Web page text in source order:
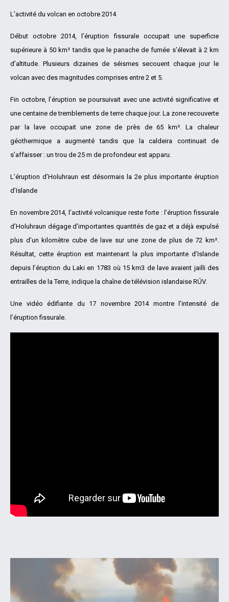
L’activité du volcan en octobre 2014
Début octobre 2014, l’éruption fissurale occupait une superficie
supérieure à 50 km² tandis que le panache de fumée s’élevait à 2 km
d’altitude. Plusieurs dizaines de séismes secouent chaque jour le
volcan avec des magnitudes comprises entre 2 et 5.
Fin octobre, l’éruption se poursuivait avec une activité significative et
une centaine de tremblements de terre chaque jour. La zone recouverte
par la lave occupait une zone de près de 65 km². La chaleur
géothermique a augmenté tandis que la caldeira continuait de
s’affaisser : un trou de 25 m de profondeur est apparu.
L’éruption d’Holuhraun est désormais la 2e plus importante éruption
d’Islande
En novembre 2014, l’activité volcanique reste forte : l’éruption fissurale
d’Holuhraun dégage d’importantes quantités de gaz et a déjà expulsé
plus d’un kilomètre cube de lave sur une zone de plus de 72 km².
Résultat, cette éruption est maintenant la plus importante d’Islande
depuis l’éruption du Laki en 1783 où 15 km3 de lave avaient jailli des
entrailles de la Terre, indique la chaîne de télévision islandaise RÚV.
Une vidéo édifiante du 17 novembre 2014 montre l’intensité de
l’éruption fissurale.